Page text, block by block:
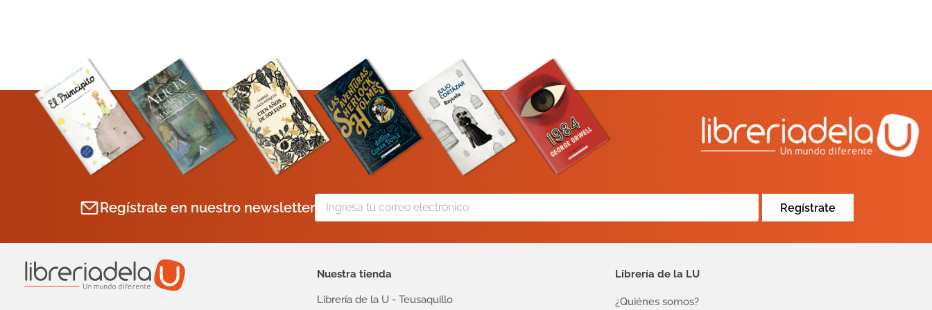
Regístrate en nuestro newsletter Regístrate
Nuestra tienda
Librería de la U - Teusaquillo
Librería de la LU
¿Quiénes somos?